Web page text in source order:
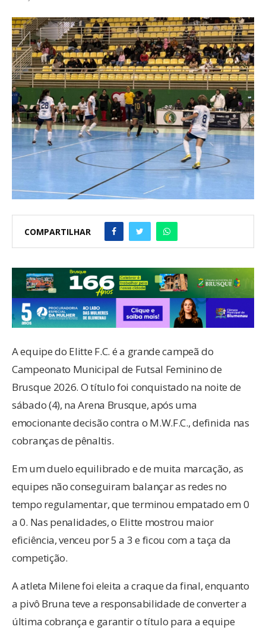
COMPARTILHAR
A equipe do Elitte F.C. é a grande campeã do
Campeonato Municipal de Futsal Feminino de
Brusque 2026. O título foi conquistado na noite de
sábado (4), na Arena Brusque, após uma
emocionante decisão contra o M.W.F.C., definida nas
cobranças de pênaltis.
Em um duelo equilibrado e de muita marcação, as
equipes não conseguiram balançar as redes no
tempo regulamentar, que terminou empatado em 0
a 0. Nas penalidades, o Elitte mostrou maior
eficiência, venceu por 5 a 3 e ficou com a taça da
competição.
A atleta Milene foi eleita a craque da final, enquanto
a pivô Bruna teve a responsabilidade de converter a
última cobrança e garantir o título para a equipe